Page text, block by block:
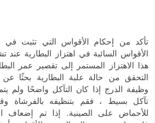
تأكد من إحكام الأقواس التي تثبت
الأقواس السائبة في اهتزاز البطارية عند
هذا الاهتزاز المستمر إلى تقصير عمر
التحقق من حالة علبة البطارية بحثًا
وظيفة الدرج إذا كان التآكل واضحًا ولم
تآكل بسيط ، فقم بتنظيفه بالفرشاة
للأحماض على الصينية. إذا تم إضعاف